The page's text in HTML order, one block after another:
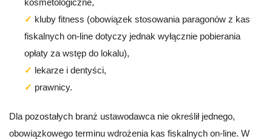
kluby fitness (obowiązek stosowania paragonów z kas
fiskalnych on-line dotyczy jednak wyłącznie pobierania
opłaty za wstęp do lokalu),
lekarze i dentyści,
prawnicy.
Dla pozostałych branż ustawodawca nie określił jednego,
obowiązkowego terminu wdrożenia kas fiskalnych on-line. W